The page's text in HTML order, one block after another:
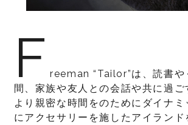
F reeman “Tailor”は、読書や
間、家族や友人との会話や共に過ご
より親密な時間をのためにダイナミ
にアクセサリーを施したアイランド